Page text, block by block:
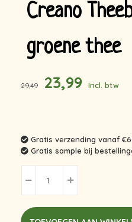
Creano
groene thee
29,49 23,99
Incl. btw
Gratis verzending vanaf
Gratis sample bij